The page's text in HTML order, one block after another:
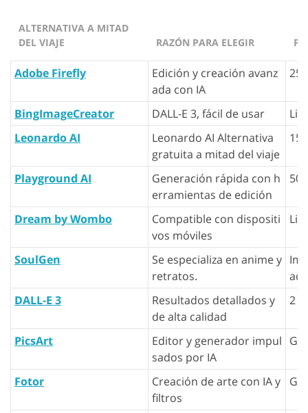
ALTERNATIVA A MITAD
DEL VIAJE
RAZÓN PARA ELEGIR
Adobe Firefly
Edición y creación avanz
ada con IA
25
BingImageCreator DALL-E 3, fácil de usar
Leonardo AI
Leonardo AI Alternativa
gratuita a mitad del viaje
Playground AI
Generación rápida con h
erramientas de edición
50
Dream by Wombo
Compatible con dispositi
vos móviles
SoulGen
Se especializa en anime y
retratos.
DALL-E 3
Resultados detallados y
de alta calidad
2
PicsArt
Editor y generador impul
sados por IA
Fotor
Creación de arte con IA y
filtros